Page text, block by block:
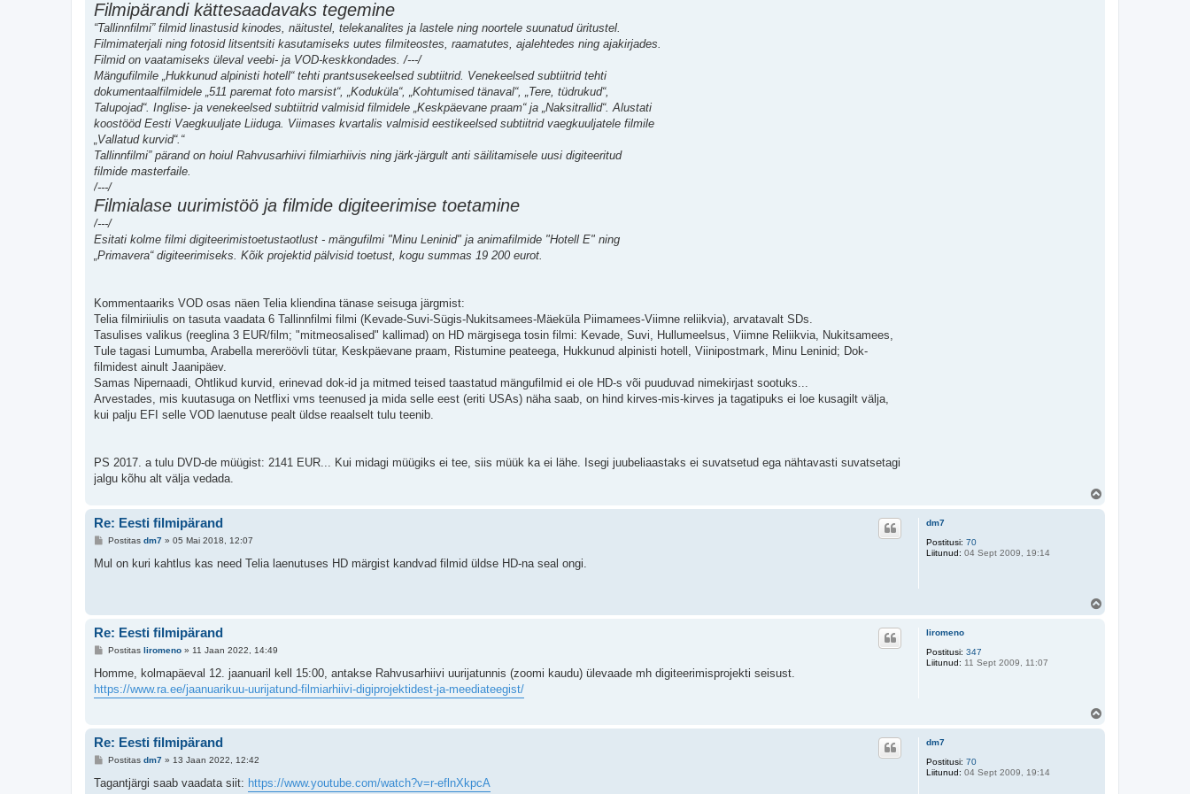
Filmipärandi kättesaadavaks tegemine
“Tallinnfilmi” filmid linastusid kinodes, näitustel, telekanalites ja lastele ning noortele suunatud üritustel.
Filmimaterjali ning fotosid litsentsiti kasutamiseks uutes filmiteostes, raamatutes, ajalehtedes ning ajakirjades.
Filmid on vaatamiseks üleval veebi- ja VOD-keskkondades. /---/
Mängufilmile „Hukkunud alpinisti hotell“ tehti prantsusekeelsed subtiitrid. Venekeelsed subtiitrid tehti
dokumentaalfilmidele „511 paremat foto marsist“, „Koduküla“, „Kohtumised tänaval“, „Tere, tüdrukud“,
Talupojad“. Inglise- ja venekeelsed subtiitrid valmisid filmidele „Keskpäevane praam“ ja „Naksitrallid“. Alustati
koostööd Eesti Vaegkuuljate Liiduga. Viimases kvartalis valmisid eestikeelsed subtiitrid vaegkuuljatele filmile
„Vallatud kurvid“.“
Tallinnfilmi” pärand on hoiul Rahvusarhiivi filmiarhiivis ning järk-järgult anti säilitamisele uusi digiteeritud
filmide masterfaile.
/---/
Filmialase uurimistöö ja filmide digiteerimise toetamine
/---/
Esitati kolme filmi digiteerimistoetustaotlust - mängufilmi "Minu Leninid" ja animafilmide "Hotell E" ning
„Primavera“ digiteerimiseks. Kõik projektid pälvisid toetust, kogu summas 19 200 eurot.
Kommentaariks VOD osas näen Telia kliendina tänase seisuga järgmist:
Telia filmiriiulis on tasuta vaadata 6 Tallinnfilmi filmi (Kevade-Suvi-Sügis-Nukitsamees-Mäeküla Piimamees-Viimne reliikvia), arvatavalt SDs.
Tasulises valikus (reeglina 3 EUR/film; "mitmeosalised" kallimad) on HD märgisega tosin filmi: Kevade, Suvi, Hullumeelsus, Viimne Reliikvia, Nukitsamees,
Tule tagasi Lumumba, Arabella mereröövli tütar, Keskpäevane praam, Ristumine peateega, Hukkunud alpinisti hotell, Viinipostmark, Minu Leninid; Dok-
filmidest ainult Jaanipäev.
Samas Nipernaadi, Ohtlikud kurvid, erinevad dok-id ja mitmed teised taastatud mängufilmid ei ole HD-s või puuduvad nimekirjast sootuks...
Arvestades, mis kuutasuga on Netflixi vms teenused ja mida selle eest (eriti USAs) näha saab, on hind kirves-mis-kirves ja tagatipuks ei loe kusagilt välja,
kui palju EFI selle VOD laenutuse pealt üldse reaalselt tulu teenib.
PS 2017. a tulu DVD-de müügist: 2141 EUR... Kui midagi müügiks ei tee, siis müük ka ei lähe. Isegi juubeliaastaks ei suvatsetud ega nähtavasti suvatsetagi
jalgu kõhu alt välja vedada.
dm7
Postitusi: 70
Liitunud: 04 Sept 2009, 19:14
Re: Eesti filmipärand
P
s
s
Postitas dm7» 05 Mai 2018, 12:07
Mul on kuri kahtlus kas need Telia laenutuses HD märgist kandvad filmid üldse HD-na seal ongi.
liromeno
Postitusi: 347
Liitunud: 11 Sept 2009, 11:07
Re: Eesti filmipärand
P
s
i
Postitas liromeno» 11 Jaan 2022, 14:49
Homme, kolmapäeval 12. jaanuaril kell 15:00, antakse Rahvusarhiivi uurijatunnis (zoomi kaudu) ülevaade mh digiteerimisprojekti seisust.
https://www.ra.ee/jaanuarikuu-uurijatund-filmiarhiivi-digiprojektidest-ja-meediateegist/
dm7
Postitusi: 70
Liitunud: 04 Sept 2009, 19:14
Re: Eesti filmipärand
P
s
Postitas dm7» 13 Jaan 2022, 12:42
Tagantjärgi saab vaadata siit: https://www.youtube.com/watch?v=r-eflnXkpcA